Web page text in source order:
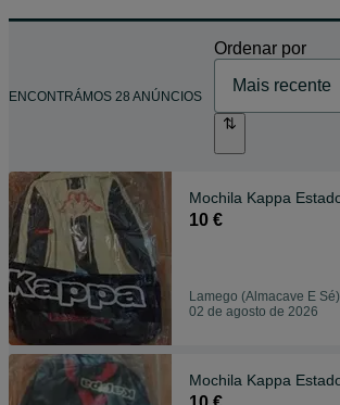
ENCONTRÁMOS 28 ANÚNCIOS
Ordenar por
10 €
Lamego (Almacave E Sé)
02 de agosto de 2026